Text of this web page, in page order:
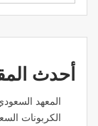
أحدث
المعهد
الكربونات